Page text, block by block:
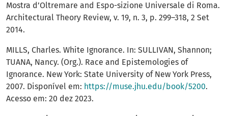
Mostra d’Oltremare and Espo-sizione Universale di Roma.
Architectural Theory Review, v. 19, n. 3, p. 299–318, 2 Set
2014.
MILLS, Charles. White Ignorance. In: SULLIVAN, Shannon;
TUANA, Nancy. (Org.). Race and Epistemologies of
Ignorance. New York: State University of New York Press,
2007. Disponível em: https://muse.jhu.edu/book/5200.
Acesso em: 20 dez 2023.